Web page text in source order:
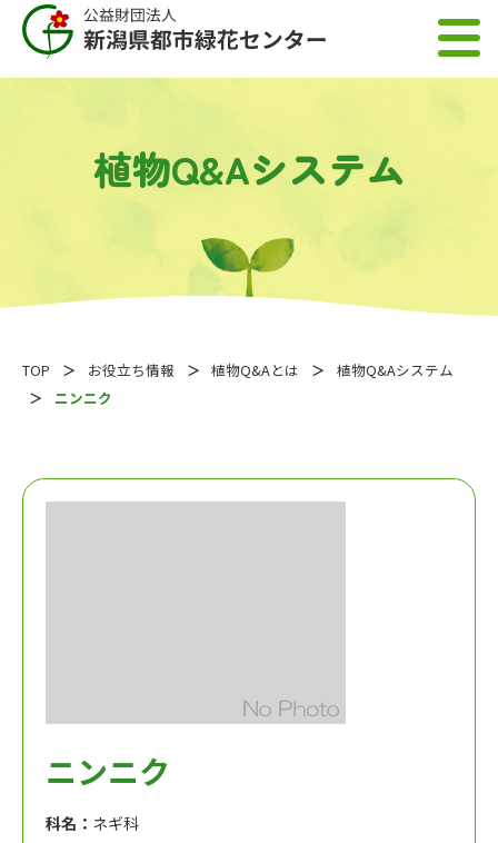
植物Q&Aシステム
TOP お役立ち情報 植物Q&Aとは
植物Q&Aシステム
ニンニク
ニンニク
科名： ネギ科